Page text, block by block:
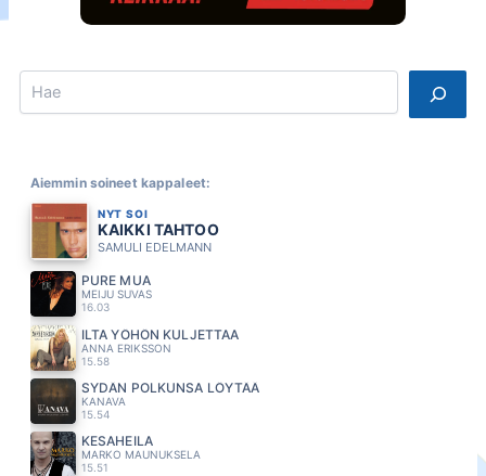
Search
Aiemmin soineet kappaleet:
NYT SOI
KAIKKI TAHTOO
SAMULI EDELMANN
PURE MUA
MEIJU SUVAS
16.03
ILTA YÖHÖN KULJETTAA
ANNA ERIKSSON
15.58
SYDÄN POLKUNSA LÖYTÄÄ
KANAVA
15.54
KESAHEILA
MARKO MAUNUKSELA
15.51